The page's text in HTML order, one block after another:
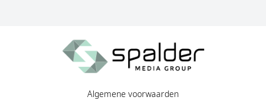
Algemene voorwaarden